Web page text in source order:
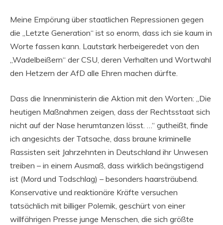
Meine Empörung über staatlichen Repressionen gegen
die „Letzte Generation“ ist so enorm, dass ich sie kaum in
Worte fassen kann. Lautstark herbeigeredet von den
„Wadelbeißern“ der CSU, deren Verhalten und Wortwahl
den Hetzern der AfD alle Ehren machen dürfte.
Dass die Innenministerin die Aktion mit den Worten: „Die
heutigen Maßnahmen zeigen, dass der Rechtsstaat sich
nicht auf der Nase herumtanzen lässt. …“ gutheißt, finde
ich angesichts der Tatsache, dass braune kriminelle
Rassisten seit Jahrzehnten in Deutschland ihr Unwesen
treiben – in einem Ausmaß, dass wirklich beängstigend
ist (Mord und Todschlag) – besonders haarsträubend.
Konservative und reaktionäre Kräfte versuchen
tatsächlich mit billiger Polemik, geschürt von einer
willfährigen Presse junge Menschen, die sich größte